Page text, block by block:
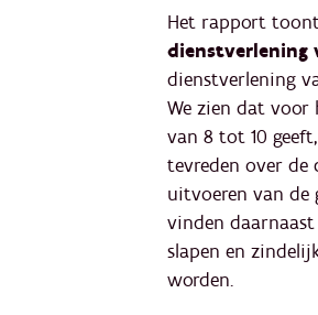
Het rapport
dienstverlening
dienstverlening
We zien dat voor
van 8 tot 10
tevreden over de
uitvoeren van de
vinden
slapen en
worden.